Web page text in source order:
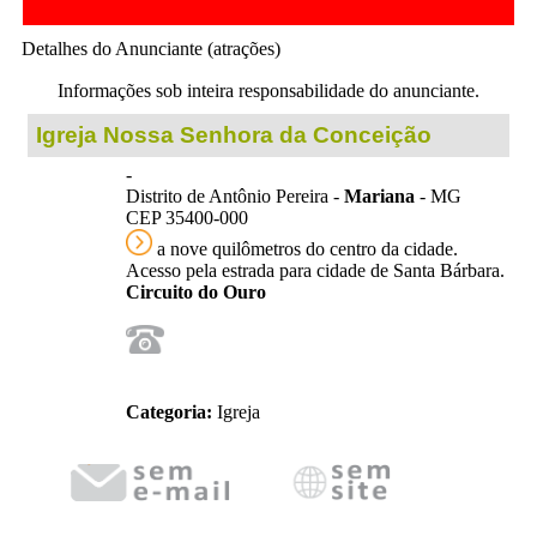
Detalhes do Anunciante (atrações)
Informações sob inteira responsabilidade do anunciante.
Igreja Nossa Senhora da Conceição
-
Distrito de Antônio Pereira - Mariana - MG
CEP 35400-000
a nove quilômetros do centro da cidade.
Acesso pela estrada para cidade de Santa Bárbara.
Circuito do Ouro
Categoria: Igreja